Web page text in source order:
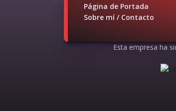
Página de Portada
Sobre mí / Contacto
Esta empresa ha